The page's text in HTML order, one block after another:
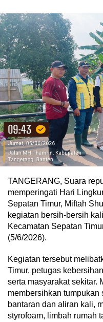
TANGERANG, Suara
memperingati Hari
Sepatan Timur, Miftah
kegiatan bersih-bersih
Kecamatan Sepatan
(5/6/2026).
Kegiatan tersebut
Timur, petugas
serta masyarakat sekitar.
membersihkan tumpukan
bantaran dan aliran kali,
styrofoam, limbah rumah